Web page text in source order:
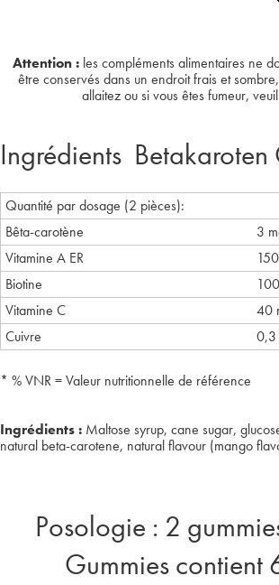
Attention : les compléments alimentaires ne
être conservés dans un endroit frais et
allaitez ou si vous êtes fumeur,
Ingrédients
Quantité par dosage (2 pièces):
Bêta-carotène
3
Vitamine A ER
Biotine
Vitamine C
40
Cuivre
* % VNR = Valeur nutritionnelle de référence
Ingrédients : Maltose syrup, cane sugar,
natural beta-carotene, natural flavour (mango
Posologie : 2
Gummies contient